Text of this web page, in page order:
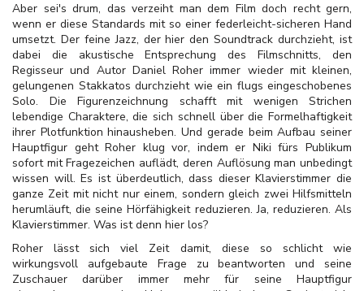
Aber sei's drum, das verzeiht man dem Film doch recht gern,
wenn er diese Standards mit so einer federleicht-sicheren Hand
umsetzt. Der feine Jazz, der hier den Soundtrack durchzieht, ist
dabei die akustische Entsprechung des Filmschnitts, den
Regisseur und Autor Daniel Roher immer wieder mit kleinen,
gelungenen Stakkatos durchzieht wie ein flugs eingeschobenes
Solo. Die Figurenzeichnung schafft mit wenigen Strichen
lebendige Charaktere, die sich schnell über die Formelhaftigkeit
ihrer Plotfunktion hinausheben. Und gerade beim Aufbau seiner
Hauptfigur geht Roher klug vor, indem er Niki fürs Publikum
sofort mit Fragezeichen auflädt, deren Auflösung man unbedingt
wissen will. Es ist überdeutlich, dass dieser Klavierstimmer die
ganze Zeit mit nicht nur einem, sondern gleich zwei Hilfsmitteln
herumläuft, die seine Hörfähigkeit reduzieren. Ja, reduzieren. Als
Klavierstimmer. Was ist denn hier los?
Roher lässt sich viel Zeit damit, diese so schlicht wie
wirkungsvoll aufgebaute Frage zu beantworten und seine
Zuschauer darüber immer mehr für seine Hauptfigur